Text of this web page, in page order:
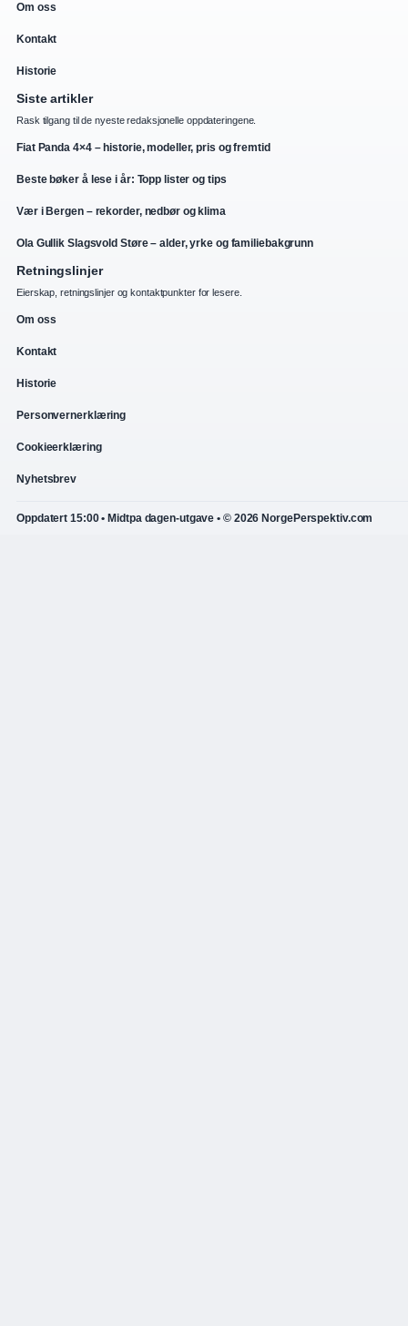
Om oss
Kontakt
Historie
Siste artikler
Rask tilgang til de nyeste redaksjonelle oppdateringene.
Fiat Panda 4×4 – historie, modeller, pris og fremtid
Beste bøker å lese i år: Topp lister og tips
Vær i Bergen – rekorder, nedbør og klima
Ola Gullik Slagsvold Støre – alder, yrke og familiebakgrunn
Retningslinjer
Eierskap, retningslinjer og kontaktpunkter for lesere.
Om oss
Kontakt
Historie
Personvernerklæring
Cookieerklæring
Nyhetsbrev
Oppdatert 15:00 • Midtpa dagen-utgave • © 2026 NorgePerspektiv.com